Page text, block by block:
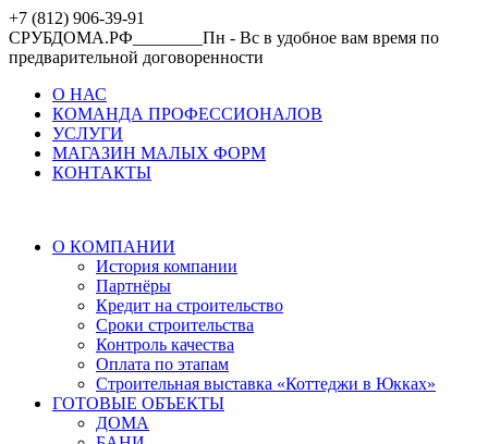
+7 (812) 906-39-91
СРУБДОМА.РФ________Пн - Вс в удобное вам время по
предварительной договоренности
О НАС
КОМАНДА ПРОФЕССИОНАЛОВ
УСЛУГИ
МАГАЗИН МАЛЫХ ФОРМ
КОНТАКТЫ
О КОМПАНИИ
История компании
Партнёры
Кредит на строительство
Сроки строительства
Контроль качества
Оплата по этапам
Строительная выставка «Коттеджи в Юкках»
ГОТОВЫЕ ОБЪЕКТЫ
ДОМА